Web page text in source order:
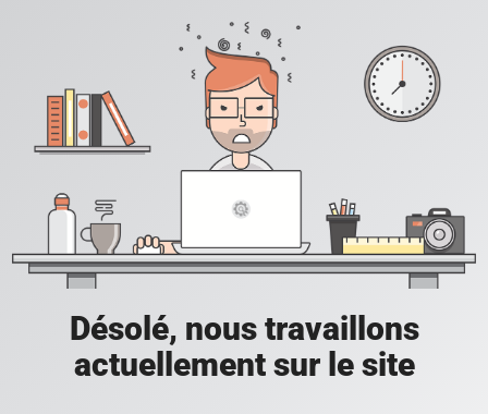
Désolé, nous travaillons
actuellement sur le site